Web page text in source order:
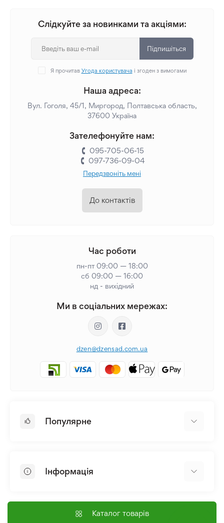
Слідкуйте за новинками та акціями:
Підпишіться
Я прочитав Угода користувача і згоден з вимогами
Наша адреса:
Вул. Гоголя, 45/1, Миргород, Полтавська область,
37600 Україна
Зателефонуйте нам:
095-705-06-15
097-736-09-04
Передзвоніть мені
До контактів
Час роботи
пн-пт 09:00 — 18:00
сб 09:00 — 16:00
нд - вихідний
Ми в соціальних мережах:
dzen@dzensad.com.ua
Популярне
Лілія
Насіння
Інформація
Доставка і оплата
Каталог товарів